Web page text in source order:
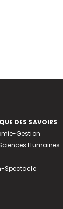
DES SAVOIRS
Gestion
Humaines
Spectacle